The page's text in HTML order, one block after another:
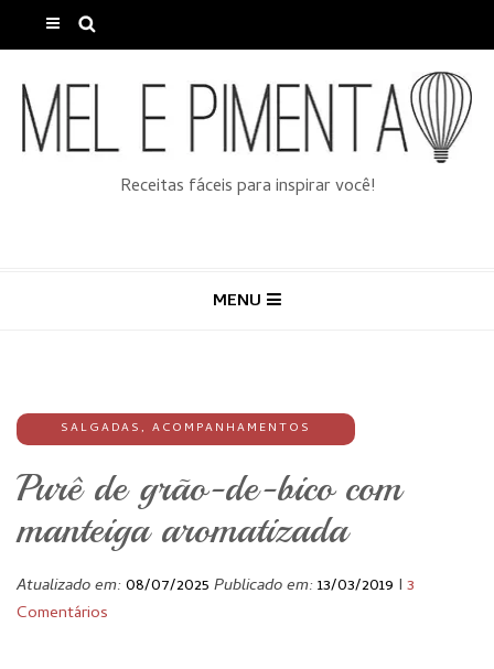
Receitas fáceis para inspirar você!
MENU
SALGADAS, ACOMPANHAMENTOS
Purê de grão-de-bico com
manteiga aromatizada
Atualizado em:08/07/2025 Publicado em:13/03/2019 I 3
Comentários